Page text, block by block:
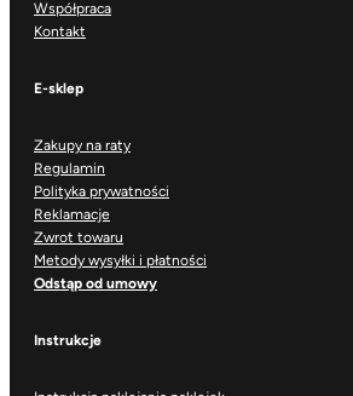
Współpraca
Kontakt
E-sklep
Zakupy na raty
Regulamin
Polityka prywatności
Reklamacje
Zwrot towaru
Metody wysyłki i płatności
Odstąp od umowy
Instrukcje